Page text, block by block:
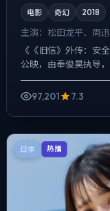
电影 奇幻 2018
主演： 松田龙平、周
《《旧信》外传：安
公映，由奉俊昊执导
事把过去与现在拧成
97,201
7.3
日本 热播